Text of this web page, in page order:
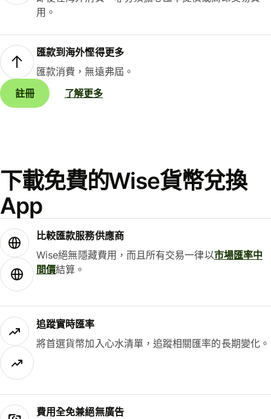
用。
匯款到海外慳得更多
匯款消費，無遠弗屆。
註冊
了解更多
下載免費的Wise貨幣兌換
App
比較匯款服務供應商
Wise絕無隱藏費用，而且所有交易一律以市場匯率中
間價結算。
追蹤實時匯率
將首選貨幣加入心水清單，追蹤相關匯率的長期變化。
費用全免兼絕無廣告